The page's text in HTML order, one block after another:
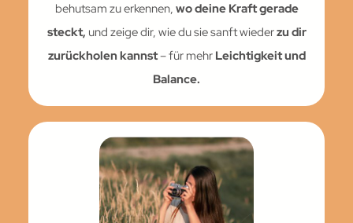
behutsam zu erkennen, wo deine Kraft gerade
steckt, und zeige dir, wie du sie sanft wiederzu dir
zurückholen kannst– für mehr Leichtigkeit und
Balance.